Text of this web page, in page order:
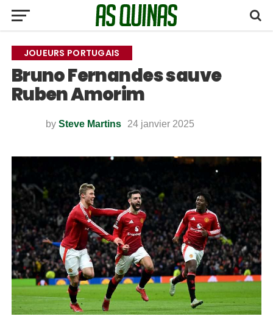
JOUEURS PORTUGAIS
Bruno Fernandes sauve
Ruben Amorim
by Steve Martins 24 janvier 2025